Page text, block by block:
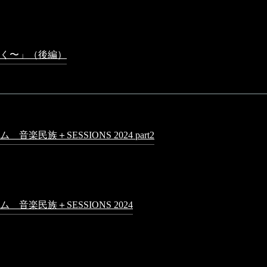
〜」（後編）
音楽民族＋SESSIONS 2024 part2
音楽民族＋SESSIONS 2024